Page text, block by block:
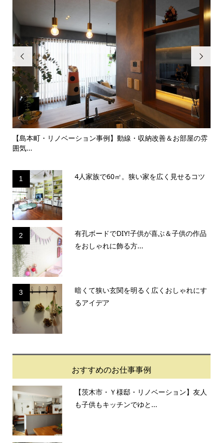

【島本町・リノベーション事例】動線・収納改善＆お部屋の雰
囲気...

1 4人家族で60㎡。狭い家を広く見せるコツ
2
有孔ボードでDIY!子供が喜ぶ＆子供の作品
をおしゃれに飾る方...
3
暗くて狭い玄関を明るく広くおしゃれにす
るアイデア
おすすめのお仕事事例
【茨木市・Ｙ様邸・リノベーション】友人
も子供もキッチンでゆと...